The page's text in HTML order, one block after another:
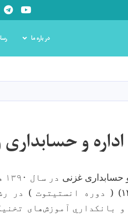
Youtube
در باره ما
و
حسابداری غزنی در سال ۱۳۹۰
(
دوره انستیتوت ) در
بانکداري آموزش‌های